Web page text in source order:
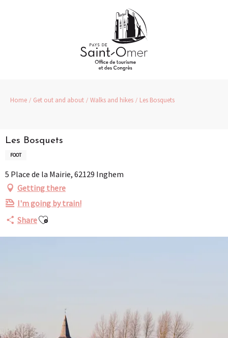
Home Get out and about Walks and hikes Les Bosquets
Les Bosquets
FOOT
5 Place de la Mairie, 62129 Inghem
Getting there
I'm going by train!
ShareAjouter aux favoris